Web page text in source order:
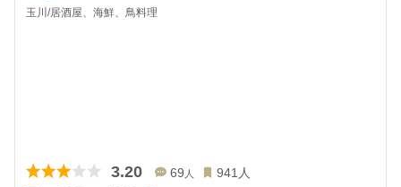
玉川/居酒屋、海鮮、鳥料理
3.20 69 人 941 人